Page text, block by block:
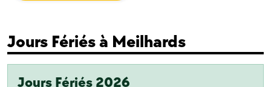
Jours Fériés à Meilhards
Jours Fériés 2026